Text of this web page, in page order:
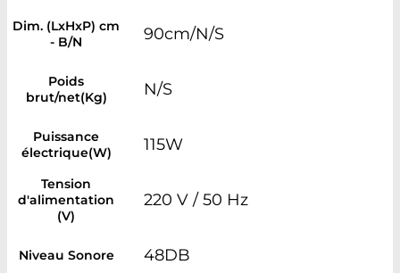
Dim. (LxHxP) cm
- B/N
90cm/N/S
Poids
brut/net(Kg)
N/S
Puissance
électrique(W)
115W
Tension
d'alimentation
(V)
220 V / 50 Hz
Niveau Sonore 48DB